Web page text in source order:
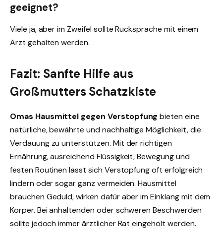
geeignet?
Viele ja, aber im Zweifel sollte Rücksprache mit einem
Arzt gehalten werden.
Fazit: Sanfte Hilfe aus
Großmutters Schatzkiste
Omas Hausmittel gegen Verstopfung bieten eine
natürliche, bewährte und nachhaltige Möglichkeit, die
Verdauung zu unterstützen. Mit der richtigen
Ernährung, ausreichend Flüssigkeit, Bewegung und
festen Routinen lässt sich Verstopfung oft erfolgreich
lindern oder sogar ganz vermeiden. Hausmittel
brauchen Geduld, wirken dafür aber im Einklang mit dem
Körper. Bei anhaltenden oder schweren Beschwerden
sollte jedoch immer ärztlicher Rat eingeholt werden.